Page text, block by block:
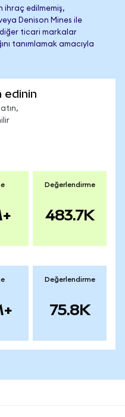
ihraç edilmemiş,
Denison Mines ile
diğer ticari markalar
tanımlamak amacıyla
edinin
Değerlendirme
483.7K
Değerlendirme
75.8K